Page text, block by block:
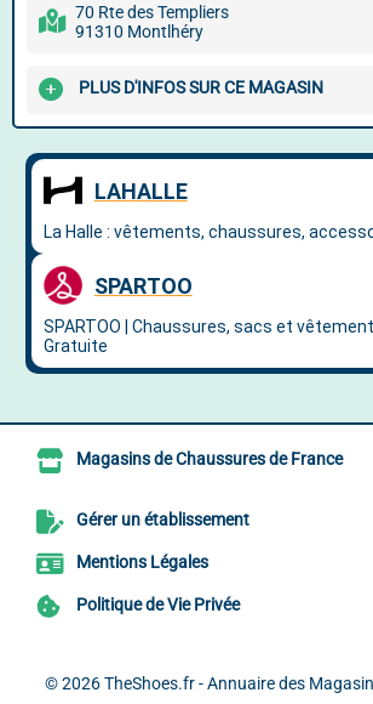
70 Rte des Templiers
91310 Montlhéry
PLUS D'INFOS SUR CE MAGASIN
Magasins de Chaussures de France
Gérer un établissement
Mentions Légales
Politique de Vie Privée
© 2026TheShoes.fr - Annuaire des